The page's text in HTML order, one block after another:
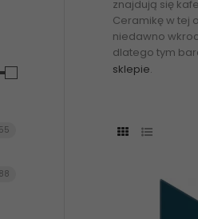
55
88
znajdują się
Ceramikę w tej
niedawno
dlatego tym
sklepie.